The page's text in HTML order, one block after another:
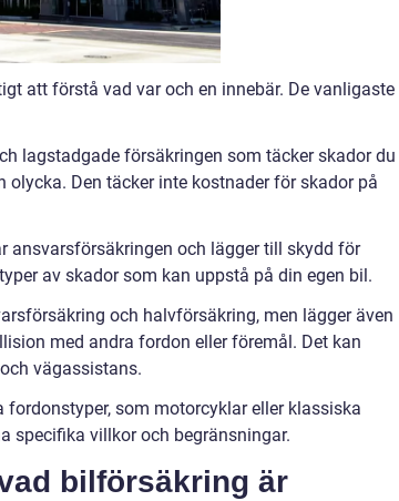
att förstå vad var och en innebär. De vanligaste
lagstadgade försäkringen som täcker skador du
olycka. Den täcker inte kostnader för skador på
ansvarsförsäkringen och lägger till skydd för
av skador som kan uppstå på din egen bil.
och halvförsäkring, men lägger även
med andra fordon eller föremål. Det kan
vägassistans.
som motorcyklar eller klassiska
specifika villkor och begränsningar.
bilförsäkring är